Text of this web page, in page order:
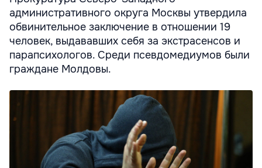
административного округа Москвы утвердила
обвинительное заключение в отношении 19
человек, выдававших себя за экстрасенсов и
парапсихологов. Среди псевдомедиумов были
граждане Молдовы.